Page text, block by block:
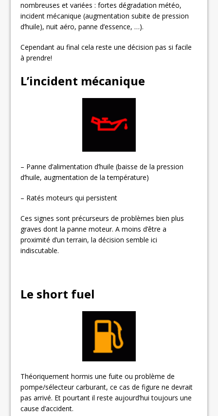
nombreuses et variées : fortes dégradation météo,
incident mécanique (augmentation subite de pression
d’huile), nuit aéro, panne d’essence, …).
Cependant au final cela reste une décision pas si facile
à prendre!
L’incident mécanique
– Panne d’alimentation d’huile (baisse de la pression
d’huile, augmentation de la température)
– Ratés moteurs qui persistent
Ces signes sont précurseurs de problèmes bien plus
graves dont la panne moteur. A moins d’être a
proximité d’un terrain, la décision semble ici
indiscutable.
Le short fuel
Théoriquement hormis une fuite ou problème de
pompe/sélecteur carburant, ce cas de figure ne devrait
pas arrivé. Et pourtant il reste aujourd’hui toujours une
cause d’accident.